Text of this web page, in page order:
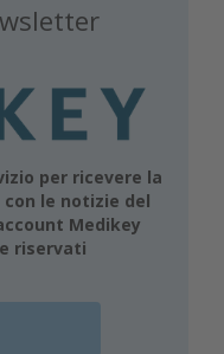
per ricevere la
le notizie del
Medikey
riservati